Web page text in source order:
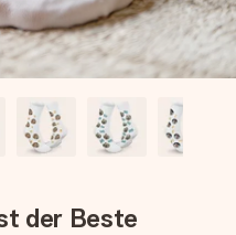
der Beste